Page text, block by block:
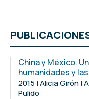
China y México.
humanidades y
2015 | Alicia Girón |
Pulido